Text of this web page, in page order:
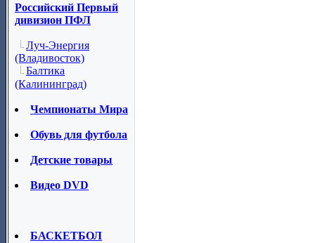
Российский Первый
дивизион ПФЛ
Луч-Энергия
(Владивосток)
Балтика
(Калининград)
Чемпионаты Мира
Обувь для футбола
Детские товары
Видео DVD
БАСКЕТБОЛ